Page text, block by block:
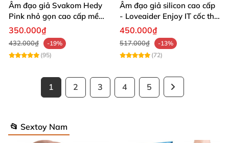
Âm đạo giả Svakom Hedy
Pink nhỏ gọn cao cấp mềm
mịn giá tốt
350.000₫
432.000₫
-19%
(95)
Âm đạo giả silicon cao cấp
- Loveaider Enjoy IT cốc thủ
dâm ôm khít
450.000₫
517.000₫
-13%
(72)
1 2 3 4 5
📂 Sextoy Nam